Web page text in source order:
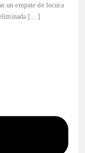
un empate de locura
[…]